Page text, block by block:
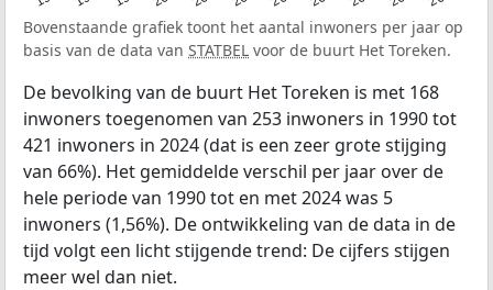
Bovenstaande grafiek toont het aantal inwoners per jaar op
basis van de data van STATBEL voor de buurt Het Toreken.
De bevolking van de buurt Het Toreken is met 168
inwoners toegenomen van 253 inwoners in 1990 tot
421 inwoners in 2024 (dat is een zeer grote stijging
van 66%). Het gemiddelde verschil per jaar over de
hele periode van 1990 tot en met 2024 was 5
inwoners (1,56%). De ontwikkeling van de data in de
tijd volgt een licht stijgende trend: De cijfers stijgen
meer wel dan niet.